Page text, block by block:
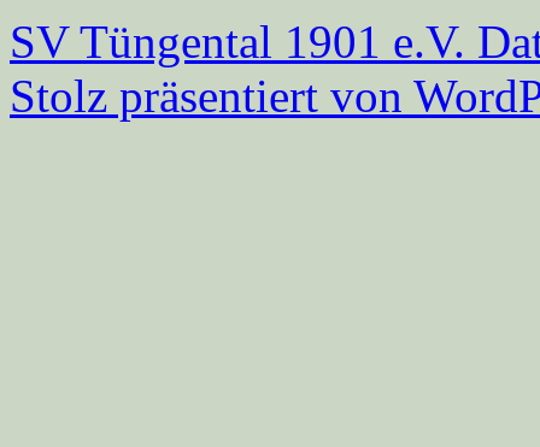
SV Tüngental 1901 e.V.
Stolz präsentiert von